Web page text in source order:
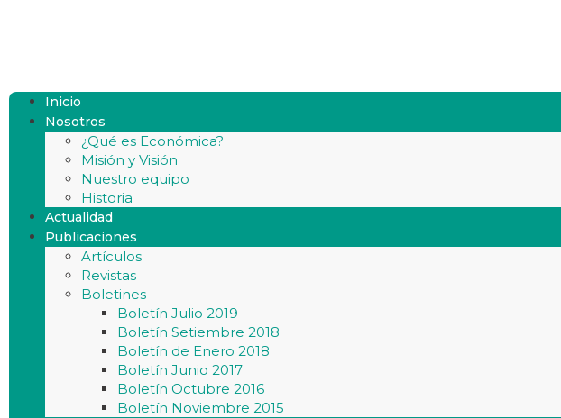
Inicio
Nosotros
¿Qué es Económica?
Misión y Visión
Nuestro equipo
Historia
Actualidad
Publicaciones
Artículos
Revistas
Boletines
Boletín Julio 2019
Boletín Setiembre 2018
Boletín de Enero 2018
Boletín Junio 2017
Boletín Octubre 2016
Boletín Noviembre 2015